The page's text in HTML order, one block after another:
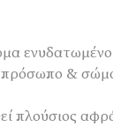
πρόσωπο &
πλούσιος